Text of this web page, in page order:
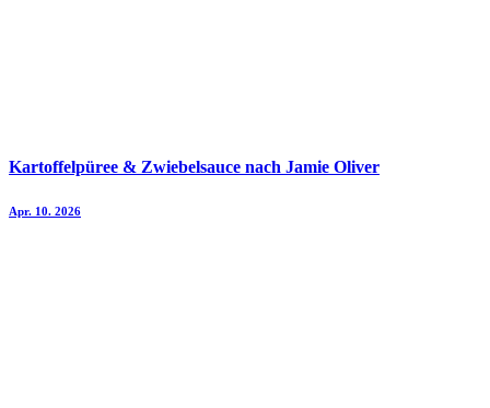
Kartoffelpüree & Zwiebelsauce nach Jamie Oliver
Apr. 10. 2026